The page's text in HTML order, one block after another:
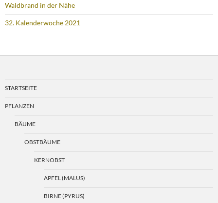
Waldbrand in der Nähe
32. Kalenderwoche 2021
STARTSEITE
PFLANZEN
BÄUME
OBSTBÄUME
KERNOBST
APFEL (MALUS)
BIRNE (PYRUS)